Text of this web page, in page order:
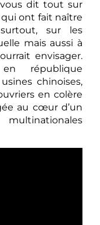
dit tout sur
ont fait naître
sur les
mais aussi à
envisager.
république
chinoises,
en colère
au cœur d’un